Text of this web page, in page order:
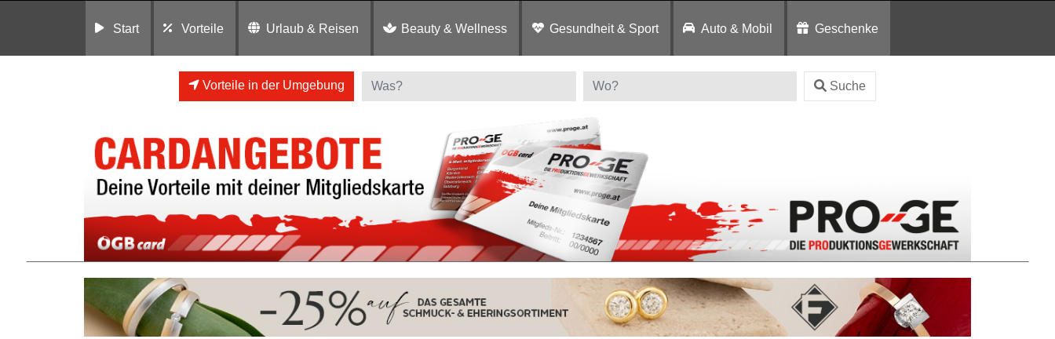
Start Vorteile Urlaub & Reisen Beauty & Wellness Gesundheit & Sport Auto & Mobil Geschenke
Vorteile in der Umgebung Suche